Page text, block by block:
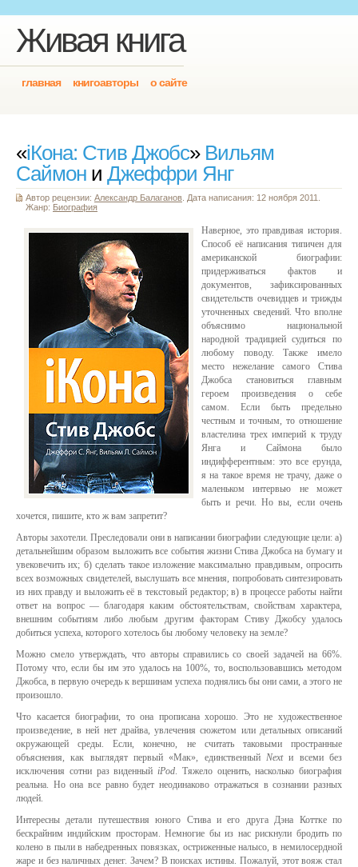
Живая книга
главная книгоавторы о сайте
«iКона: Стив Джобс» Вильям
Саймон и Джеффри Янг
Автор рецензии: Александр Балаганов . Дата написания: 12 ноября 2011.
Жанр: Биография
Наверное, это правдивая история.
Способ её написания типичен для
американской биографии:
придерживаться фактов и
документов, зафиксированных
свидетельств очевидцев и трижды
уточненных сведений. Что вполне
объяснимо национальной
народной традицией судиться по
любому поводу. Также имело
место нежелание самого Стива
Джобса становиться главным
героем произведения о себе
самом. Если быть предельно
честным и точным, то отношение
властелина трех империй к труду
Янга и Саймона было
индифферентным: это все ерунда,
я на такое время не трачу, даже о
маленьком интервью не может
быть и речи. Но вы, если очень
хочется, пишите, кто ж вам запретит?
Авторы захотели. Преследовали они в написании биографии следующие цели: а)
детальнейшим образом выложить все события жизни Стива Джобса на бумагу и
увековечить их; б) сделать такое изложение максимально правдивым, опросить
всех возможных свидетелей, выслушать все мнения, попробовать синтезировать
из них правду и выложить её в текстовый редактор; в) в процессе работы найти
ответ на вопрос — благодаря каким обстоятельствам, свойствам характера,
внешним событиям либо любым другим факторам Стиву Джобсу удалось
добиться успеха, которого хотелось бы любому человеку на земле?
Можно смело утверждать, что авторы справились со своей задачей на 66%.
Потому что, если бы им это удалось на 100%, то, воспользовавшись методом
Джобса, в первую очередь к вершинам успеха поднялись бы они сами, а этого не
произошло.
Что касается биографии, то она прописана хорошо. Это не художественное
произведение, в ней нет драйва, увлечения сюжетом или детальных описаний
окружающей среды. Если, конечно, не считать таковыми пространные
объяснения, как выглядят первый «Мак», единственный Nextи всеми без
исключения сотни раз виденный iPod. Тяжело оценить, насколько биография
реальна. Но она все равно будет неодинаково отражаться в сознании разных
людей.
Интересны детали путешествия юного Стива и его друга Дэна Коттке по
бескрайним индийским просторам. Немногие бы из нас рискнули бродить по
колено в пыли в набедренных повязках, остриженные налысо, в немилосердной
жаре и без наличных денег. Зачем? В поисках истины. Пожалуй, этот вояж стал